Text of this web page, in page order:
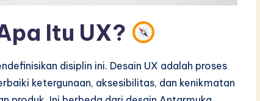
Itu UX?
disiplin ini. Desain UX adalah proses
ketergunaan, aksesibilitas, dan kenikmatan